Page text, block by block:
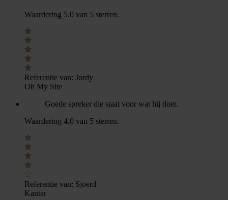
Waardering 5.0 van 5 sterren.
Referentie van: Jordy
Oh My Site
Goede spreker die staat voor wat hij doet.
Waardering 4.0 van 5 sterren.
Referentie van: Sjoerd
Kantar